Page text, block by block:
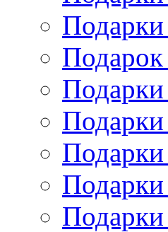
Подарок
Подарки